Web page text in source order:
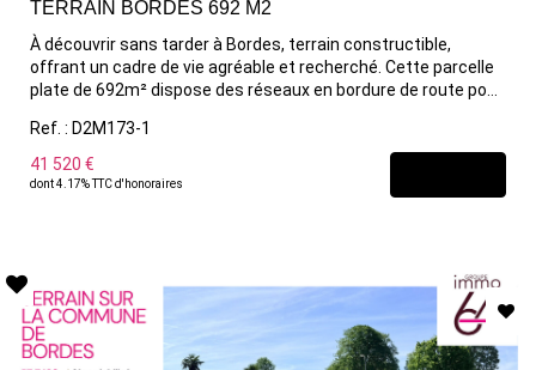
TERRAIN BORDES 692 M2
À découvrir sans tarder à Bordes, terrain constructible,
offrant un cadre de vie agréable et recherché. Cette parcelle
plate de 692m² dispose des réseaux en bordure de route pour
à proximité de Pau, ce terrain bénéficie d'un emplacement
stratégique entre calme et commodités à pied (Halles, école,
pharmacie, Safran, boulangerie,...) Un projet de construction
qui n'attend plus que vous. Pour plus d'informations,
Ref. : D2M173-1
41 520 €
dont 4.17% TTC d'honoraires